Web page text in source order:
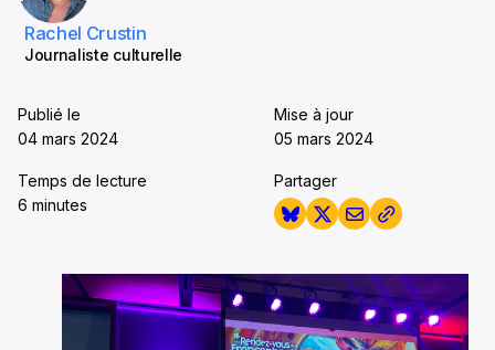
Rachel Crustin
Journaliste culturelle
Publié le
04 mars 2024
Mise à jour
05 mars 2024
Temps de lecture
6 minutes
Partager